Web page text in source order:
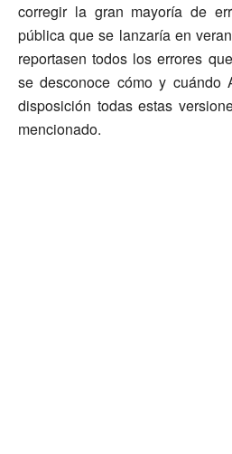
corregir la gran mayoría de
pública que se lanzaría en
reportasen todos los errores
se desconoce cómo y cuándo
disposición todas estas
mencionado.